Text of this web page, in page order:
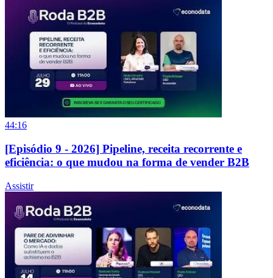
44:16
[Episódio 9 - 2026] Pipeline, receita recorrente e
eficiência: o que mudou na forma de vender B2B
Assistir